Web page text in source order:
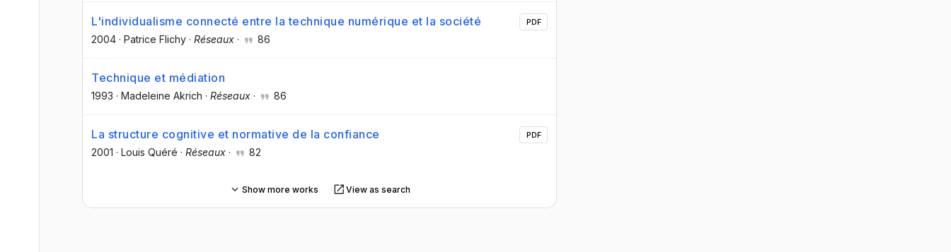
L'individualisme connecté entre la technique numérique et la société
2004 · Patrice Flichy · Réseaux · 86
PDF
Technique et médiation
1993 · Madeleine Akrich · Réseaux · 86
La structure cognitive et normative de la confiance
2001 · Louis Quéré · Réseaux · 82
PDF
Show more works View as search